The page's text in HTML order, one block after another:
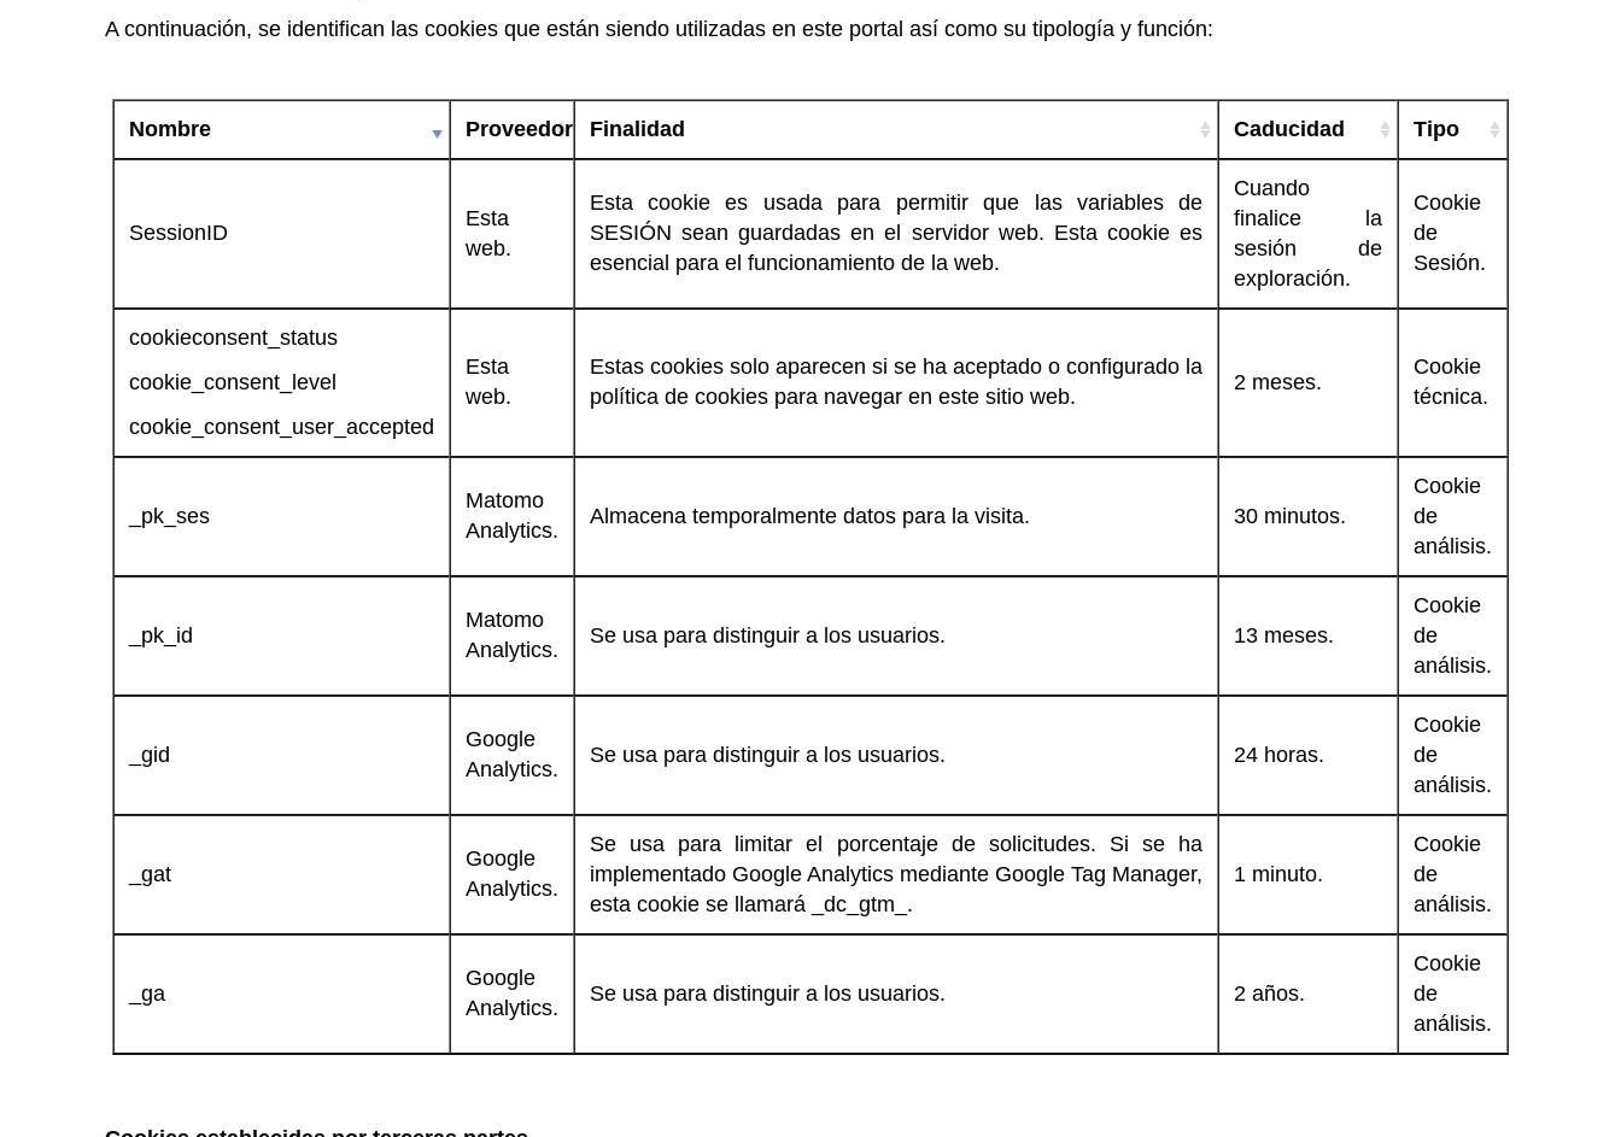
A continuación, se identifican las cookies que están siendo utilizadas en este portal así como su tipología y función:
Nombre Proveedor Finalidad Caducidad Tipo
SessionID
Esta
web.
Esta cookie es usada para permitir que las variables de
SESIÓN sean guardadas en el servidor web. Esta cookie es
esencial para el funcionamiento de la web.
Cuando
finalice la
sesión de
exploración.
Cookie
de
Sesión.
cookieconsent_status
cookie_consent_level
cookie_consent_user_accepted
Esta
web.
Estas cookies solo aparecen si se ha aceptado o configurado la
política de cookies para navegar en este sitio web.
2 meses.
Cookie
técnica.
_pk_ses
Matomo
Analytics.
Almacena temporalmente datos para la visita. 30 minutos.
Cookie
de
análisis.
_pk_id
Matomo
Analytics.
Se usa para distinguir a los usuarios. 13 meses.
Cookie
de
análisis.
_gid
Google
Analytics.
Se usa para distinguir a los usuarios. 24 horas.
Cookie
de
análisis.
_gat
Google
Analytics.
Se usa para limitar el porcentaje de solicitudes. Si se ha
implementado Google Analytics mediante Google Tag Manager,
esta cookie se llamará _dc_gtm_.
1 minuto.
Cookie
de
análisis.
_ga
Google
Analytics.
Se usa para distinguir a los usuarios. 2 años.
Cookie
de
análisis.